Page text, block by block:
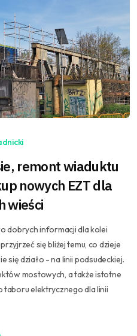
remont wiaduktu
nowych EZT dla
wieści
dobrych informacji dla kolei
się bliżej temu, co dzieje
się działo - na linii podsudeckiej.
mostowych, a także istotne
taboru elektrycznego dla linii